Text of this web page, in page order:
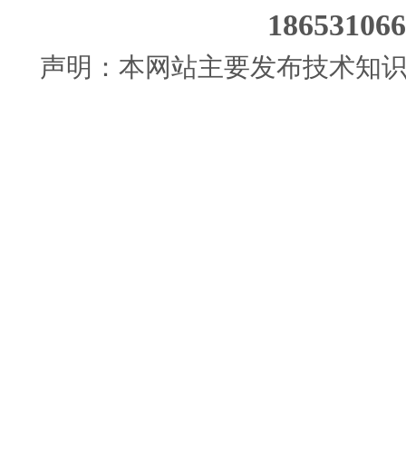
声明：本网站主要发布技术知